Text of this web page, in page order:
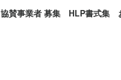
協賛事業者 募集 HLP書式集